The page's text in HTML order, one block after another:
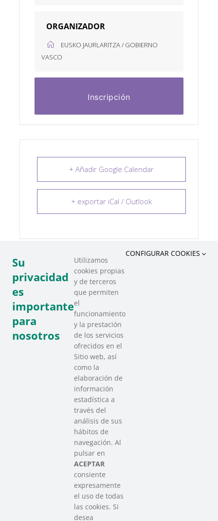
ORGANIZADOR
EUSKO JAURLARITZA / GOBIERNO
VASCO
Inscripción
+ Añadir Google Calendar
+ exportar iCal / Outlook
COMPARTIR ESTE EVENTO
SAREEN SAREA
Asociación que agrupa a las redes
del Tercer Sector Social en Euskadi
Contacto
info@sareensarea.eu
Iparraguirre, 9 lonja – 48009 Bilbao
Su
privacidad
es
importante
para
nosotros
Utilizamos
cookies propias
y de terceros
que permiten
el
funcionamiento
y la prestación
de los servicios
ofrecidos en el
Sitio web, así
como la
elaboración de
información
estadística a
través del
análisis de sus
hábitos de
navegación. Al
pulsar en
ACEPTAR
consiente
expresamente
el uso de todas
las cookies. Si
desea
CONFIGURAR COOKIES